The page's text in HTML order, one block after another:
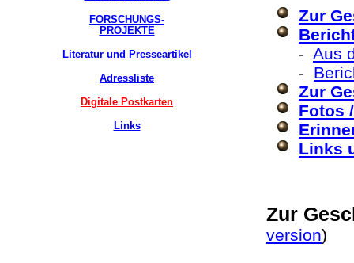
FORSCHUNGS-
PROJEKTE
Literatur und Presseartikel
Adressliste
Digitale Postkarten
Links
Zur
- Aus
-
Zur
Fotos
Links
Zur
version)